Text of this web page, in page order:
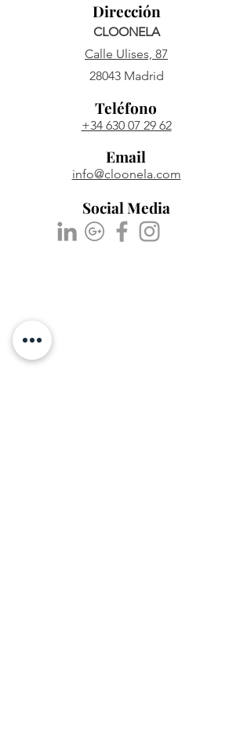
Dirección
CLOONELA
Calle Ulises, 87
28043 Madrid
Teléfono
+34 630 07 29 62
Email
info@cloonela.com
Social Media